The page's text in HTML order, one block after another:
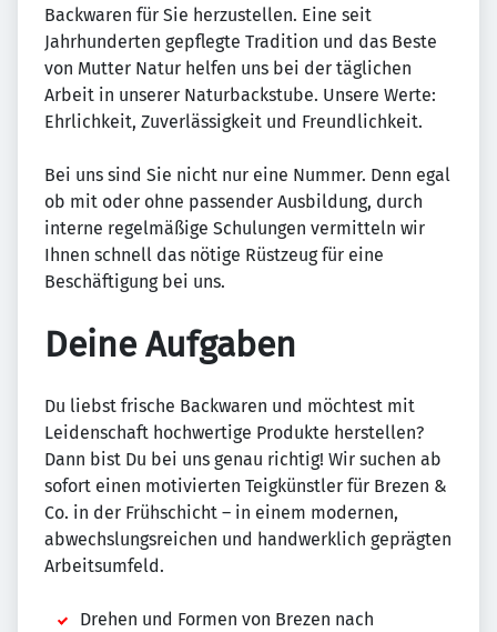
Backwaren für Sie herzustellen. Eine seit
Jahrhunderten gepflegte Tradition und das Beste
von Mutter Natur helfen uns bei der täglichen
Arbeit in unserer Naturbackstube. Unsere Werte:
Ehrlichkeit, Zuverlässigkeit und Freundlichkeit.
Bei uns sind Sie nicht nur eine Nummer. Denn egal
ob mit oder ohne passender Ausbildung, durch
interne regelmäßige Schulungen vermitteln wir
Ihnen schnell das nötige Rüstzeug für eine
Beschäftigung bei uns.
Deine Aufgaben
Du liebst frische Backwaren und möchtest mit
Leidenschaft hochwertige Produkte herstellen?
Dann bist Du bei uns genau richtig! Wir suchen ab
sofort einen motivierten Teigkünstler für Brezen &
Co. in der Frühschicht – in einem modernen,
abwechslungsreichen und handwerklich geprägten
Arbeitsumfeld.
Drehen und Formen von Brezen nach